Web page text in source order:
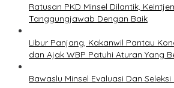
Ratusan PKD Minsel Dilantik,
Tanggungjawab Dengan Baik
Libur Panjang, Kakanwil Pantau
dan Ajak WBP Patuhi Aturan Yang
Bawaslu Minsel Evaluasi Dan